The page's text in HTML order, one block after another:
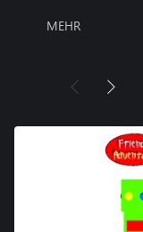
MEHR